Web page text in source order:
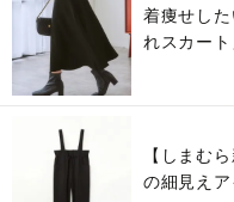
着痩せし
れスカート
【しまむ
の細見え